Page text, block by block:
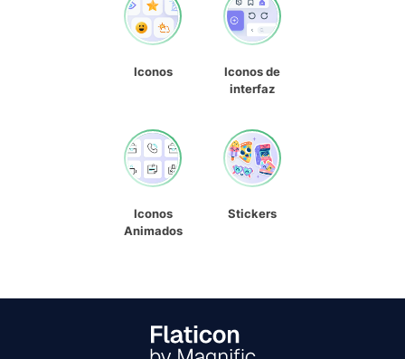
Iconos
Iconos de
interfaz
Iconos
Animados
Stickers